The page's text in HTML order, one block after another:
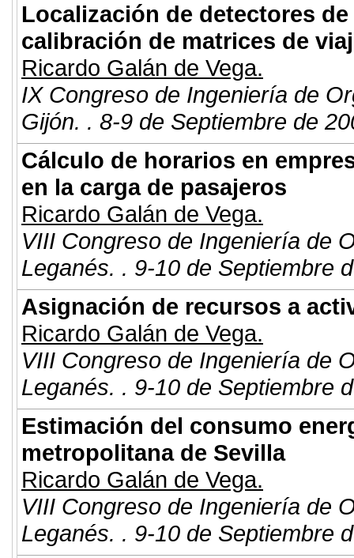
Localización de detectores
calibración de matrices de
Ricardo Galán de Vega.
IX Congreso de Ingeniería de
Gijón. . 8-9 de Septiembre de
Cálculo de horarios en
en la carga de pasajeros
Ricardo Galán de Vega.
VIII Congreso de Ingeniería de
Leganés. . 9-10 de Septiembre
Asignación de recursos a
Ricardo Galán de Vega.
VIII Congreso de Ingeniería de
Leganés. . 9-10 de Septiembre
Estimación del consumo
metropolitana de Sevilla
Ricardo Galán de Vega.
VIII Congreso de Ingeniería de
Leganés. . 9-10 de Septiembre